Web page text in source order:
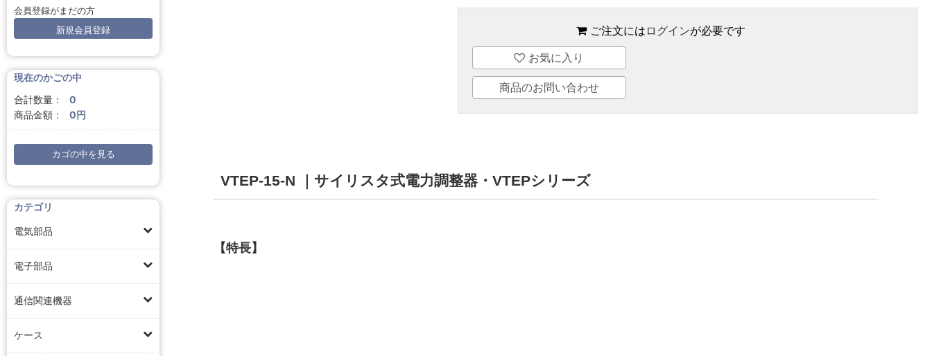
会員登録がまだの方
新規会員登録
現在のかごの中
合計数量：
0
商品金額：
0円
カゴの中を見る
カテゴリ
電気部品
電子部品
通信関連機器
ケース
ご注文には ログインが必要です
お気に入り
商品のお問い合わせ
VTEP-15-N ｜サイリスタ式電力調整器・VTEPシリーズ
【特長】